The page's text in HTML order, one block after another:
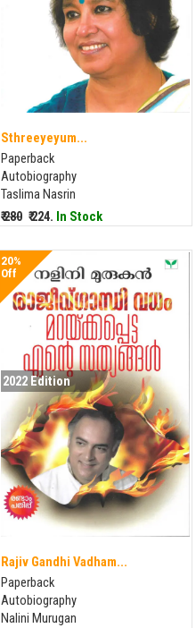
Sthreeyeyum...
Paperback
Autobiography
Taslima Nasrin
₹ 280 ₹ 224. In Stock
20%
Off
2022 Edition
Rajiv Gandhi Vadham...
Paperback
Autobiography
Nalini Murugan